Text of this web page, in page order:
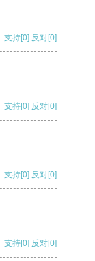
支持[0] 反对[0]
支持[0] 反对[0]
支持[0] 反对[0]
支持[0] 反对[0]